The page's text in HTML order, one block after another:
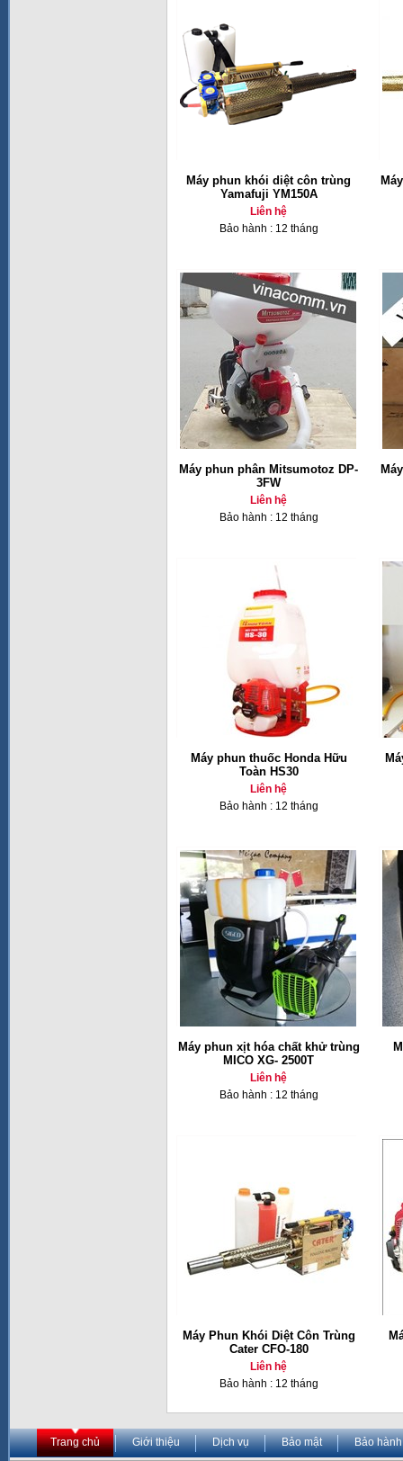
Máy phun khói diệt côn trùng
Yamafuji YM150A
Liên hệ
Bảo hành : 12 tháng
Máy phun phân Mitsumotoz DP-
3FW
Liên hệ
Bảo hành : 12 tháng
Máy phun thuốc Honda Hữu
Toàn HS30
Liên hệ
Bảo hành : 12 tháng
Máy phun xịt hóa chất khử trùng
MICO XG- 2500T
Liên hệ
Bảo hành : 12 tháng
Máy Phun Khói Diệt Côn Trùng
Cater CFO-180
Liên hệ
Bảo hành : 12 tháng
Trang chủ Giới thiệu Dịch vụ Bảo mật Bảo hành